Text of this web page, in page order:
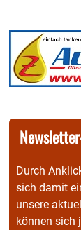
Durch
sich damit
unsere
können sich